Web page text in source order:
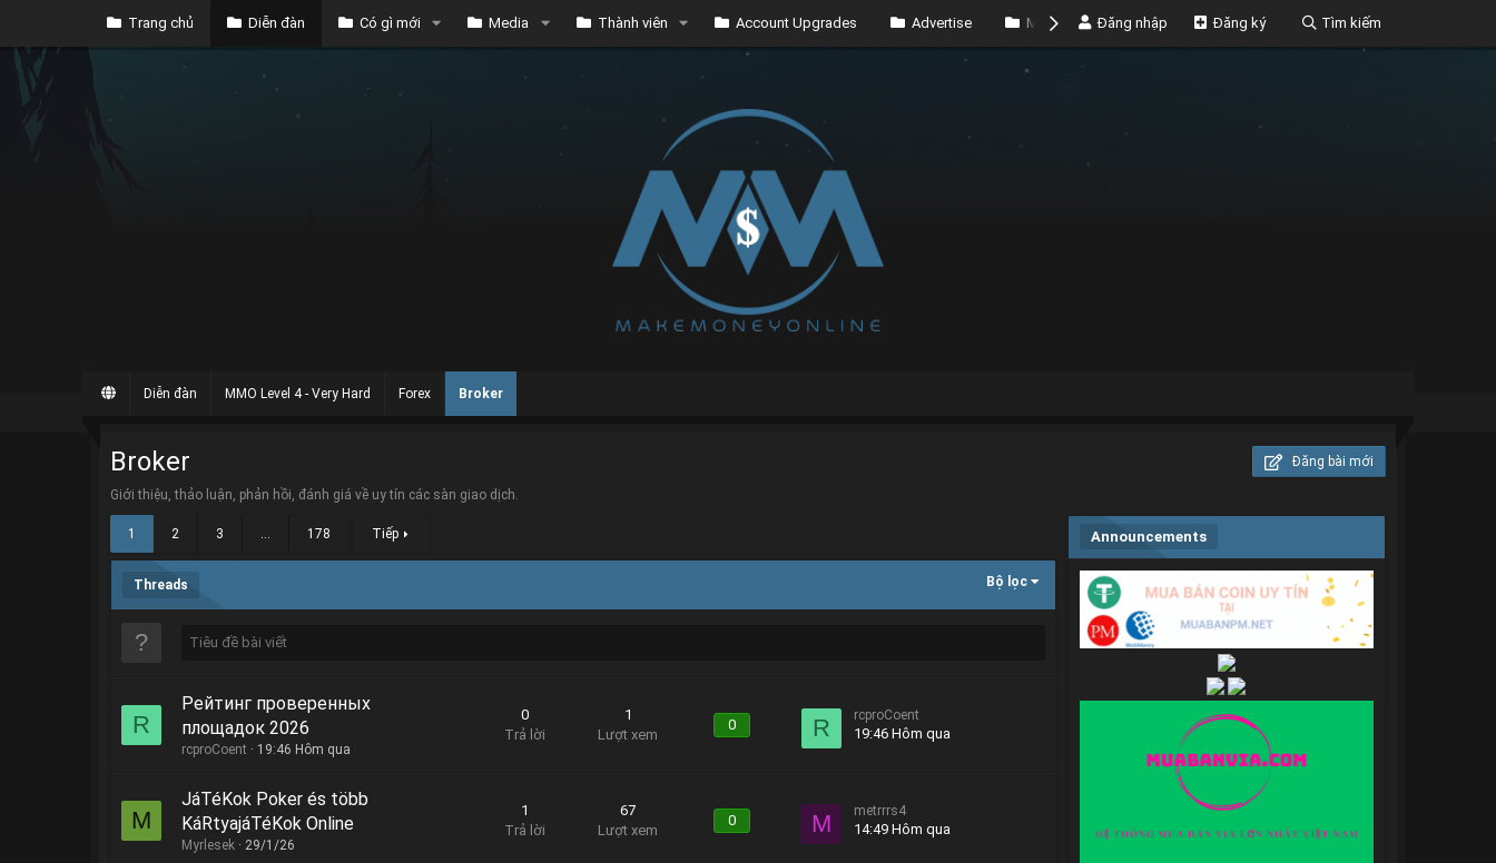
Trang chủ Diễn đàn Có gì mới Media Thành viên Account Upgrades Advertise Marketplace Money
Đăng nhập Đăng ký Tìm kiếm
Diễn đàn MMO Level 4 - Very Hard Forex Broker
Broker Đăng bài mới
Giới thiệu, thảo luận, phản hồi, đánh giá về uy tín các sàn giao dịch.
1 2 3 … 178 Tiếp
Threads Bộ lọc
R
Рейтинг проверенных
площадок 2026
rcproCoent 19:46 Hôm qua
0
Trả lời
1
Lượt xem
0 R rcproCoent
19:46 Hôm qua
M
JáTéKok Poker és több
KáRtyajáTéKok Online
Myrlesek 29/1/26
1
Trả lời
67
Lượt xem
0 M metrrrs4
14:49 Hôm qua
Announcements